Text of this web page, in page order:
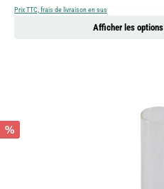
Prix TTC, frais de livraison en sus
Afficher les options
%